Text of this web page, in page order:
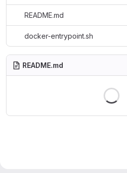
README.md
docker-entrypoint.sh
README.md